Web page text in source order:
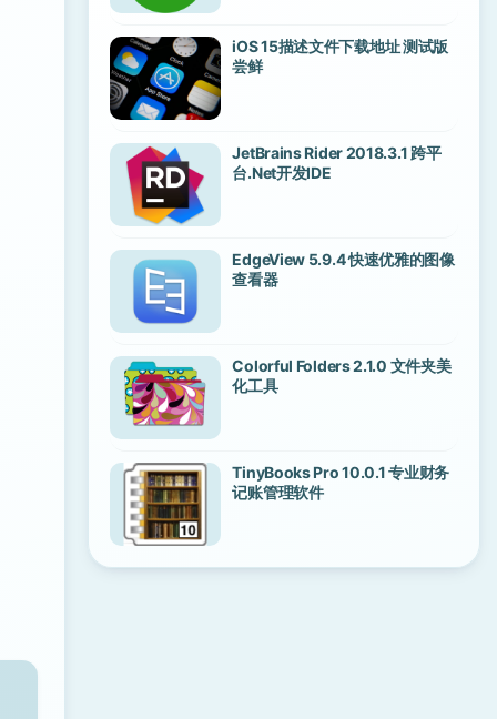
iOS 15描述文件下载地址 测试版
尝鲜
JetBrains Rider 2018.3.1 跨平
台.Net开发IDE
EdgeView 5.9.4 快速优雅的图像
查看器
Colorful Folders 2.1.0 文件夹美
化工具
TinyBooks Pro 10.0.1 专业财务
记账管理软件